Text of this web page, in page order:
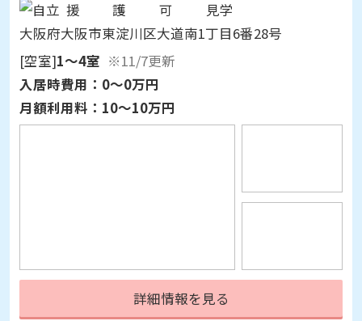
大阪府大阪市東淀川区大道南1丁目6番28号
[空室]1～4室 ※11/7更新
入居時費用： 0～0万円
月額利用料： 10～10万円
詳細情報を見る